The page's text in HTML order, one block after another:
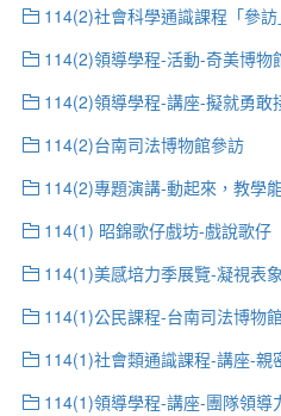
114(2)社會科學通識課程「參
114(2)領導學程-活動-奇美博物
114(2)領導學程-講座-擬就勇敢
114(2)台南司法博物館參訪
114(2)專題演講-動起來，教學
114(1) 昭錦歌仔戲坊-戲說歌仔
114(1)美感培力季展覽-凝視表
114(1)公民課程-台南司法博物
114(1)社會類通識課程-講座-親
114(1)領導學程-講座-團隊領導